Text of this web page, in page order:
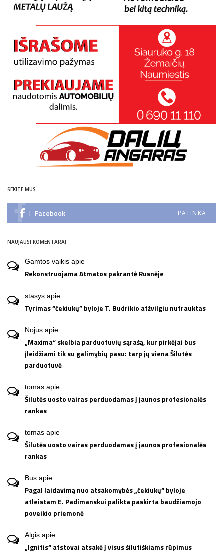
SEKITE MUS
Facebook PATINKA
NAUJAUSI KOMENTARAI
Gamtos vaikis apie
Rekonstruojama Atmatos pakrantė Rusnėje
stasys apie
Tyrimas “čekiukų” byloje T. Budrikio atžvilgiu nutrauktas
Nojus apie
„Maxima“ skelbia parduotuvių sąrašą, kur pirkėjai bus
įleidžiami tik su galimybių pasu: tarp jų viena Šilutės
parduotuvė
tomas apie
Šilutės uosto vairas perduodamas į jaunos profesionalės
rankas
tomas apie
Šilutės uosto vairas perduodamas į jaunos profesionalės
rankas
Bus apie
Pagal laidavimą nuo atsakomybės „čekiukų“ byloje
atleistam E. Padimanskui palikta paskirta baudžiamojo
poveikio priemonė
Algis apie
„Ignitis“ atstovai atsakė į visus šilutiškiams rūpimus